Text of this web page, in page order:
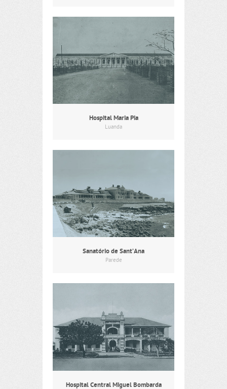
Hospital Maria Pia
Luanda
Sanatório de Sant’Ana
Parede
Hospital Central Miguel Bombarda